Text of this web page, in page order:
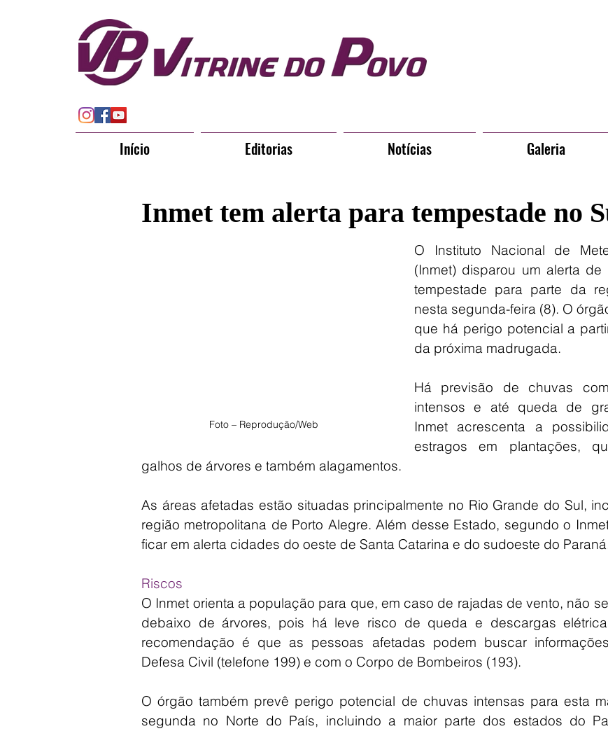
Inmet tem alerta para tempestade no
Foto – Reprodução/Web
O Instituto Nacional de
(Inmet) disparou um alerta de
tempestade para parte da
nesta segunda-feira (8). O
que há perigo potencial a
da próxima madrugada.
Há previsão de chuvas
intensos e até queda de
Inmet acrescenta a
estragos em plantações,
galhos de árvores e também alagamentos.
As áreas afetadas estão situadas principalmente no Rio Grande do Sul,
região metropolitana de Porto Alegre. Além desse Estado, segundo o
ficar em alerta cidades do oeste de Santa Catarina e do sudoeste do
Riscos
O Inmet orienta a população para que, em caso de rajadas de vento, não
debaixo de árvores, pois há leve risco de queda e descargas
recomendação é que as pessoas afetadas podem buscar
Defesa Civil (telefone 199) e com o Corpo de Bombeiros (193).
O órgão também prevê perigo potencial de chuvas intensas para esta
segunda no Norte do País, incluindo a maior parte dos estados do
Início Editorias Notícias Galeria